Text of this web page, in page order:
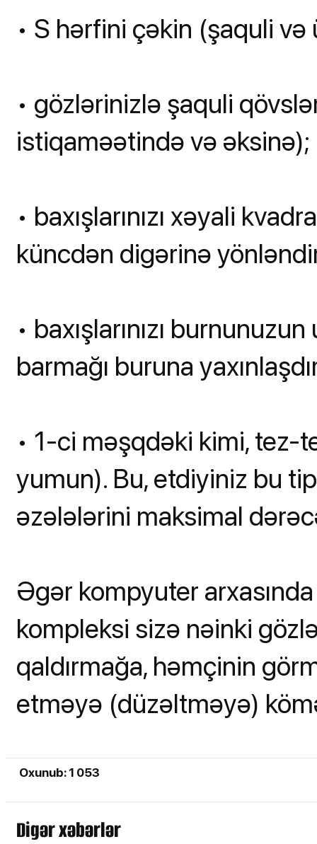
• S hərfini çəkin (şaquli
• gözlərinizlə şaquli
istiqaməətində və əksinə);
• baxışlarınızı xəyali
küncdən digərinə
• baxışlarınızı
barmağı buruna
• 1-ci məşqdəki kimi, tez-
yumun). Bu, etdiyiniz bu
əzələlərini maksimal
Əgər kompyuter
kompleksi sizə nəinki
qaldırmağa, həmçinin
etməyə (düzəltməyə)
Oxunub: 1 053
Digər xəbərlər